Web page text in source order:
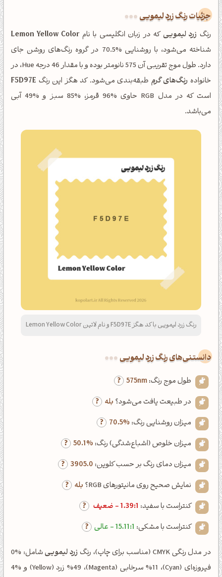
جزئیات رنگ زرد لیمویی
رنگ زرد لیموییکه در زبان انگلیسی با نامLemon Yellow Color
شناخته می‌شود، با روشنایی %70.5 در گروه رنگ‌های روشن جای
دارد. طول موج تقریبی آن 575 نانومتر بوده و با مقدار 46 درجه Hue، در
خانواده رنگ‌های گرم طبقه‌بندی می‌شود. کد هگز این رنگ F5D97E
است که در مدل RGB حاوی %96 قرمز، %85 سبز و %49 آبی
می‌باشد.
رنگ زرد لیمویی با کد هگز F5D97E و نام لاتین Lemon Yellow Color
دانستنی‌های رنگ زرد لیمویی
طول موج رنگ:575nm
در طبیعت یافت می‌شود؟ بله
میزان روشنایی رنگ: 70.5%
میزان خلوص (اشباع‌شدگی) رنگ: 50.1%
میزان دمای رنگ بر حسب کلوین: 3905.0
نمایش صحیح روی مانیتورهای RGB؟
بله
کنتراست با سفید: 1.39:1 - ضعیف
کنتراست با مشکی: 15.11:1 - عالی
در مدل رنگی CMYK (مناسب برای چاپ)، رنگ زرد لیمویی
شامل: %0
فیروزه‌ای (Cyan)، %11 سرخابی (Magenta)، %49 زرد (Yellow) و %4